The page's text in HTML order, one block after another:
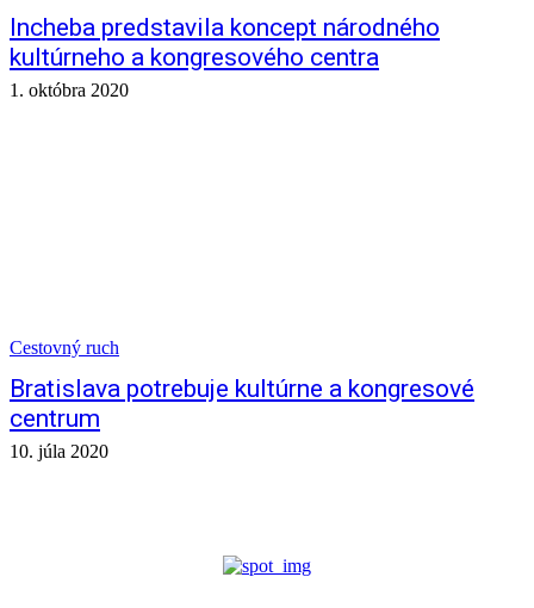
Incheba predstavila koncept národného
kultúrneho a kongresového centra
1. októbra 2020
Cestovný ruch
Bratislava potrebuje kultúrne a kongresové
centrum
10. júla 2020